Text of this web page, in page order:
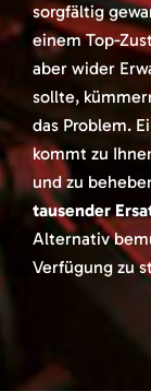
sorgfältig
einem Top-
aber wider
sollte,
das Problem.
kommt zu
und zu
tausender
Alternativ
Verfügung zu